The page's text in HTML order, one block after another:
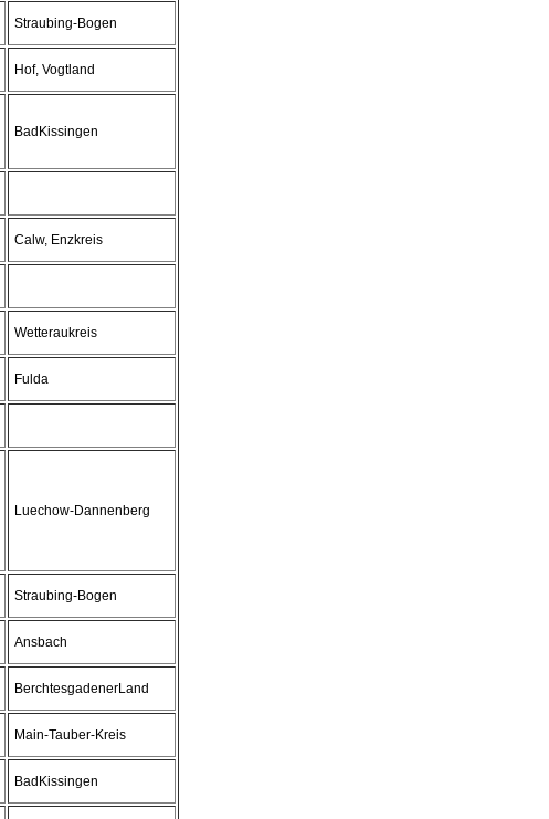
Straubing-Bogen
Hof, Vogtland
BadKissingen
Calw, Enzkreis
Wetteraukreis
Fulda
Luechow-Dannenberg
Straubing-Bogen
Ansbach
BerchtesgadenerLand
Main-Tauber-Kreis
BadKissingen